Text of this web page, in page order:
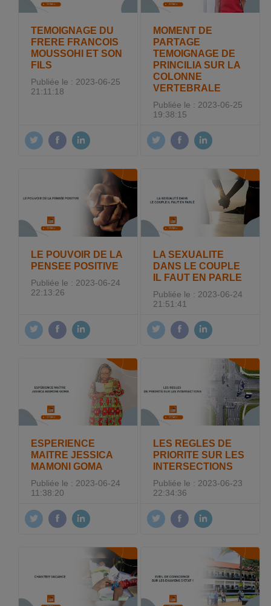
TEMOIGNAGE DU
FRERE FRANCOIS
MOUSSOHI ET SON
FILS
Publiée le : 2023-06-25
21:11:18
MOMENT DE
PARTAGE
TEMOIGNAGE DE
PRINCILIA SUR LA
COLONNE
VERTEBRALE
Publiée le : 2023-06-25
19:38:15
LE POUVOIR DE LA
PENSEE POSITIVE
Publiée le : 2023-06-24
22:13:26
LA SEXUALITE
DANS LE COUPLE
IL FAUT EN PARLE
Publiée le : 2023-06-24
21:51:41
ESPERIENCE
MAITRE JESSICA
MAMONI GOMA
Publiée le : 2023-06-24
11:38:20
LES REGLES DE
PRIORITE SUR LES
INTERSECTIONS
Publiée le : 2023-06-23
22:34:36